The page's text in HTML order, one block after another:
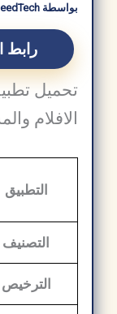
بواسطة
رابط
الافلام
التطبيق
التصنيف
الترخيص